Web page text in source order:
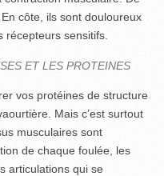
côte, ils sont douloureux
récepteurs sensitifs.
ET LES PROTEINES
vos protéines de structure
Mais c’est surtout
musculaires sont
de chaque foulée, les
articulations qui se